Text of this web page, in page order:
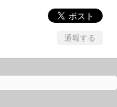
通報する